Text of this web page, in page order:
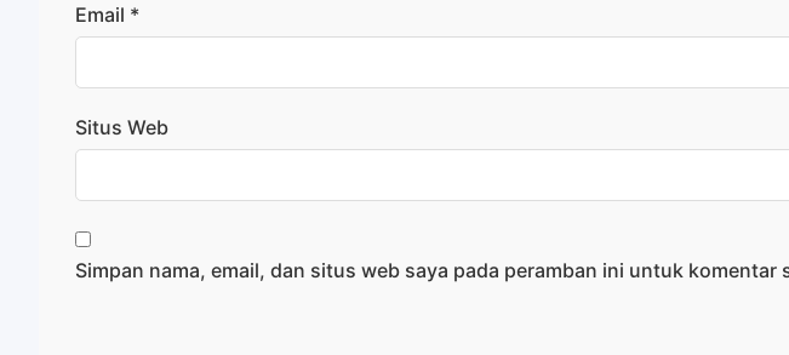
Email *
Situs Web
Simpan nama, email, dan situs web saya pada peramban ini untuk komentar